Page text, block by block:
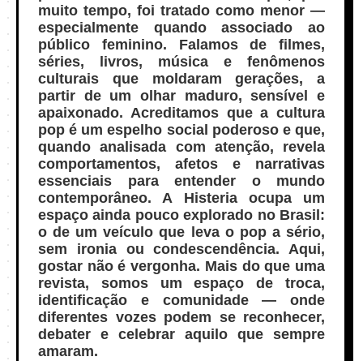
muito tempo, foi tratado como menor —
especialmente quando associado ao
público feminino. Falamos de filmes,
séries, livros, música e fenômenos
culturais que moldaram gerações, a
partir de um olhar maduro, sensível e
apaixonado. Acreditamos que a cultura
pop é um espelho social poderoso e que,
quando analisada com atenção, revela
comportamentos, afetos e narrativas
essenciais para entender o mundo
contemporâneo. A Histeria ocupa um
espaço ainda pouco explorado no Brasil:
o de um veículo que leva o pop a sério,
sem ironia ou condescendência. Aqui,
gostar não é vergonha. Mais do que uma
revista, somos um espaço de troca,
identificação e comunidade — onde
diferentes vozes podem se reconhecer,
debater e celebrar aquilo que sempre
amaram.